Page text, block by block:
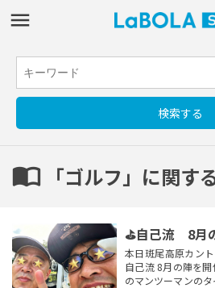
import_contacts 「ゴルフ」に関す
⛳️自己流 8月
本日斑尾高原カン
自己流 8月の陣を
のマンツーマンの